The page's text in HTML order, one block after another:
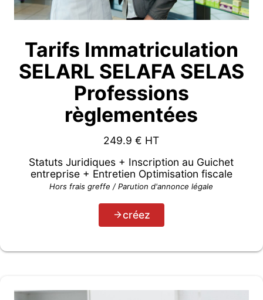
Tarifs Immatriculation
SELARL SELAFA SELAS
Professions
règlementées
249.9 € HT
Statuts Juridiques + Inscription au Guichet
entreprise + Entretien Optimisation fiscale
Hors frais greffe / Parution d'annonce légale
créez